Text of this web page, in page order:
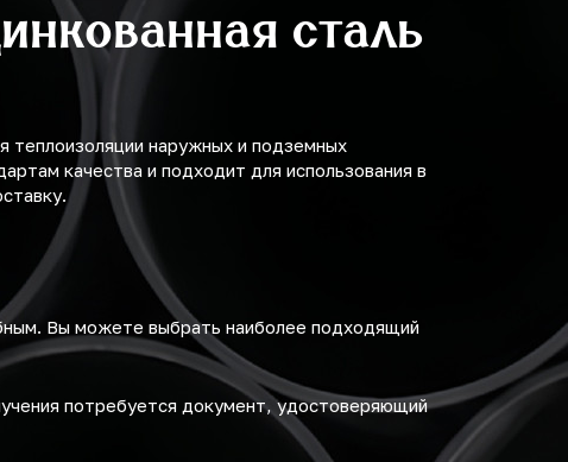
сталь
наружных и подземных
качества и подходит для использования в
Вы можете выбрать наиболее подходящий
потребуется документ, удостоверяющий